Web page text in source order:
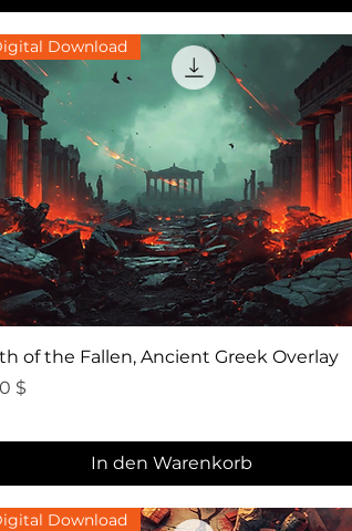
Schnellansicht
Download
of the Fallen, Ancient Greek Overlay
$
In den Warenkorb
Download